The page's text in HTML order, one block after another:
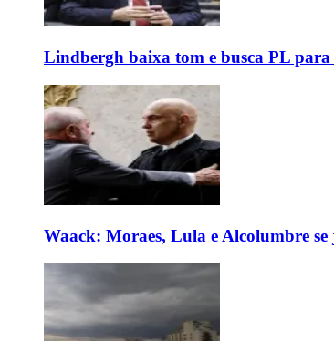
Lindbergh baixa tom e busca PL
Waack: Moraes, Lula e Alcolumbre